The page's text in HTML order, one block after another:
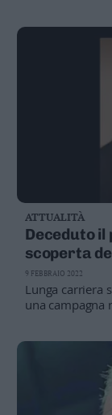
ATTUALITÀ
Deceduto
scoperta
deriva no-
Lunga carriera
una campagna
9 FEBBRAIO 2022